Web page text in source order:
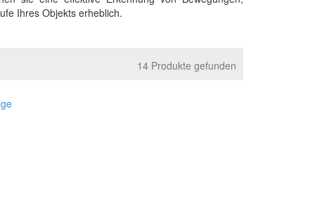
Ihres Objekts erheblich.
14 Produkte gefunden